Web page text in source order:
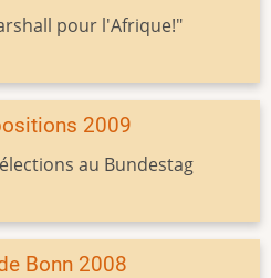
pour l'Afrique!"
2009
au Bundestag
Bonn 2008